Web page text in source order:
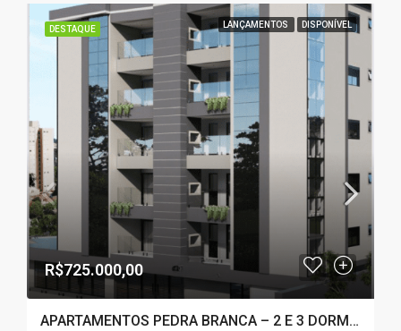
DESTAQUE LANÇAMENTOS DISPONÍVEL
R$725.000,00
APARTAMENTOS PEDRA BRANCA – 2 E 3 DORMITÓRIOS – SENDO 1 SUÍTE